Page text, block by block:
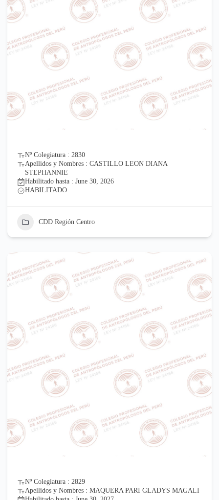
Nº Colegiatura : 2830
Apellidos y Nombres : CASTILLO LEON DIANA
STEPHANNIE
Habilitado hasta : June 30, 2026
HABILITADO
CDD Región Centro
Nº Colegiatura : 2829
Apellidos y Nombres : MAQUERA PARI GLADYS MAGALI